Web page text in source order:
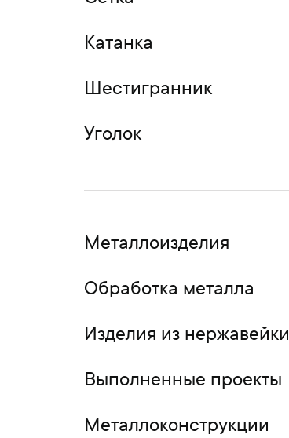
Катанка
Шестигранник
Уголок
Металлоизделия
Обработка металла
Изделия из нержавейки
Выполненные проекты
Металлоконструкции